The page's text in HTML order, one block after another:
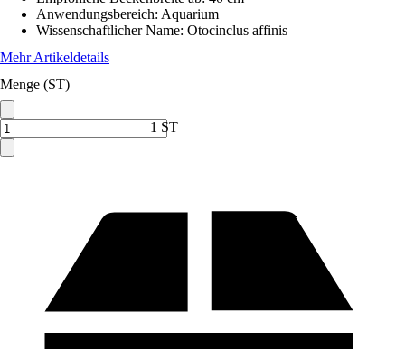
Anwendungsbereich: Aquarium
Wissenschaftlicher Name: Otocinclus affinis
Mehr Artikeldetails
Menge (ST)
1 ST